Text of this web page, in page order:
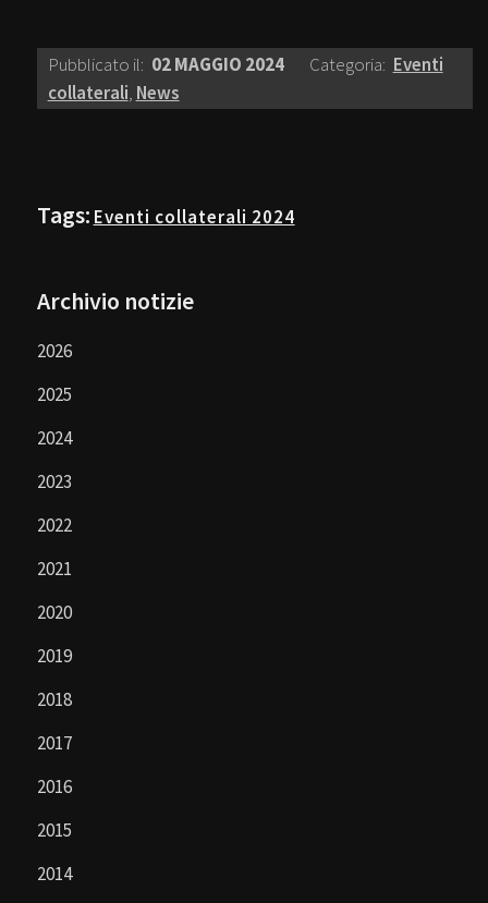
Pubblicato il: 02 MAGGIO 2024 Categoria: Eventi
collaterali, News
Tags: Eventi collaterali 2024
Archivio notizie
2026
2025
2024
2023
2022
2021
2020
2019
2018
2017
2016
2015
2014